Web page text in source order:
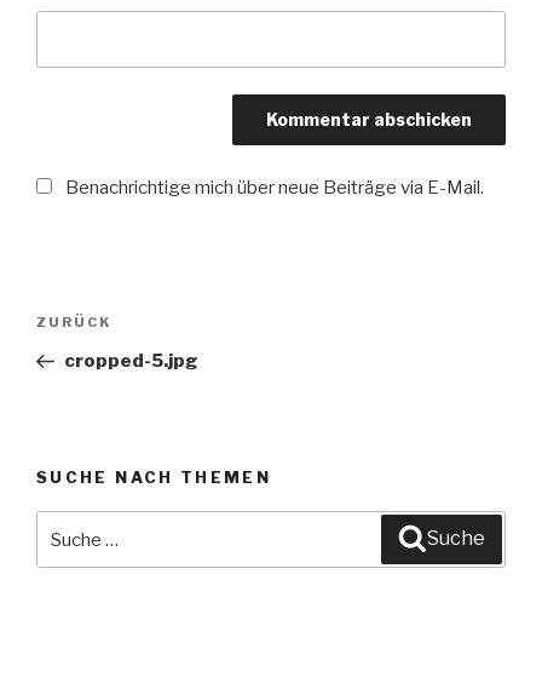
Benachrichtige mich über neue Beiträge via E-Mail.
Beitragsnavigation
Vorheriger
Beitrag
ZURÜCK
cropped-5.jpg
SUCHE NACH THEMEN
Suche